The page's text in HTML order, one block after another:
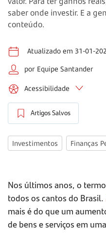
saber onde investir. E a
conteúdo.
Atualizado em 31-01-
por Equipe Santander
Acessibilidade
Artigos Salvos
Investimentos Finanças
Nos últimos anos, o
todos os cantos do Brasil.
mais é do que um
de bens e serviços em